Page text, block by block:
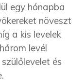
egy hónapba
növeszt
a kis levelek
levél
és